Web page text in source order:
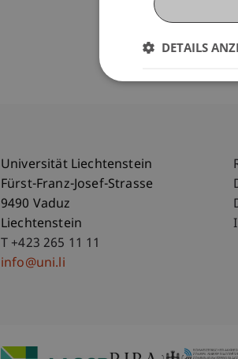
Universität Liechtenstein
Fürst-Franz-Josef-Strasse
9490 Vaduz
Liechtenstein
T +423 265 11 11
info@uni.li
DETAILS